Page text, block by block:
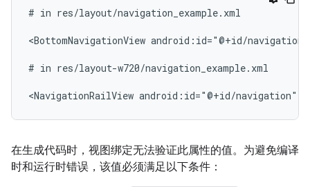
# in res/layout/navigation_example.xml
<BottomNavigationView android:id="@+id/navigation"
# in res/layout-w720/navigation_example.xml
<NavigationRailView android:id="@+id/navigation"
在生成代码时，视图绑定无法验证此属性的值。为避免编译
时和运行时错误，该值必须满足以下条件：